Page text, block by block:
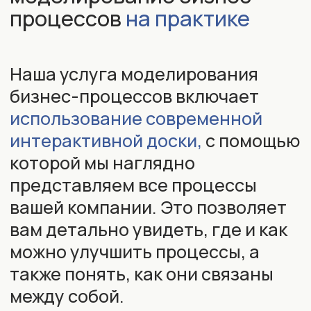
Возможностидля
Включение ЦКП (Целей и Контролируемых
Показателей) и KPI (Ключевых Показателей
более точно отслеживать результаты и
производительность.
Регламенты и должностные инструкции,
которые будут связаны с ключевыми
процессами и действиями в вашей
компании.